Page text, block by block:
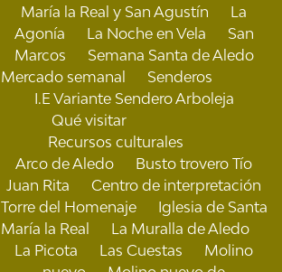
María la Real y San Agustín
La
Agonía
La Noche en Vela
San
Marcos
Semana Santa de Aledo
Mercado semanal
Senderos
I.E Variante Sendero Arboleja
Qué visitar
Recursos culturales
Arco de Aledo
Busto trovero Tío
Juan Rita
Centro de interpretación
Torre del Homenaje
Iglesia de Santa
María la Real
La Muralla de Aledo
La Picota
Las Cuestas
Molino